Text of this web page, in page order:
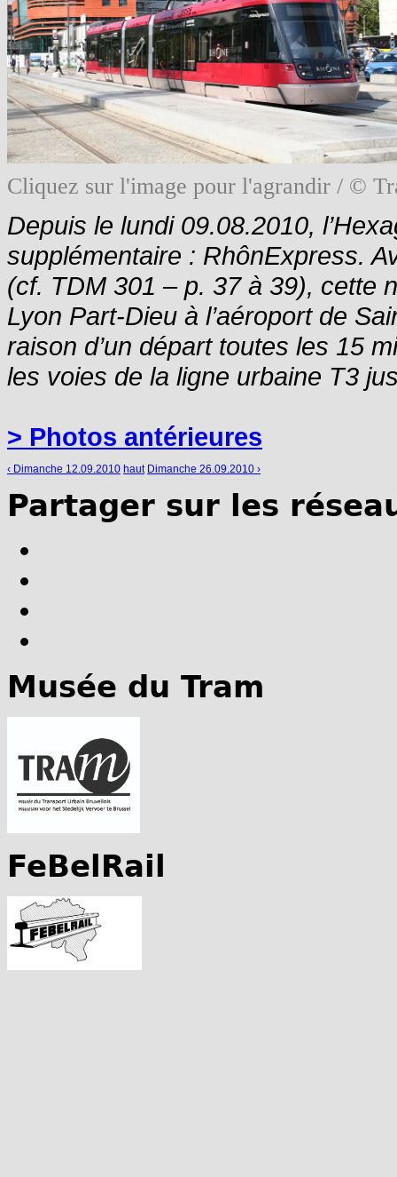
Cliquez sur l'image pour l'agrandir / ©
Depuis le lundi 09.08.2010,
supplémentaire : RhônExpress.
(cf. TDM 301 – p. 37 à 39), cette
Lyon Part-Dieu à l’aéroport de
raison d’un départ toutes les 15
les voies de la ligne urbaine T3
> Photos antérieures
‹ Dimanche 12.09.2010 haut Dimanche 26.09.2010 ›
Partager sur les
Musée du Tram
FeBelRail